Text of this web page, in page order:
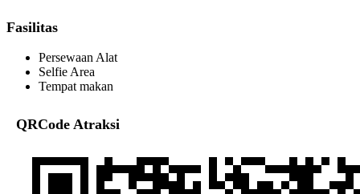
Fasilitas
Persewaan Alat
Selfie Area
Tempat makan
QRCode Atraksi